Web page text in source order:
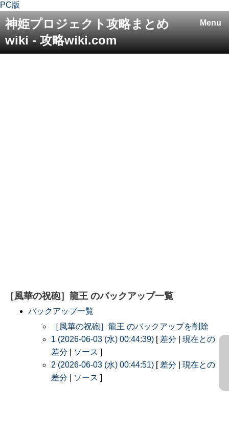
PC版
Menu
神姫プロジェクト攻略まとめ
wiki - 攻略wiki.com
［風華の祝砲］龍王 のバックアップ一覧
バックアップ一覧
［風華の祝砲］龍王 のバックアップを削除
1 (2026-06-03 (水) 00:44:39) [ 差分
現在との
差分
ソース ]
2 (2026-06-03 (水) 00:44:51) [ 差分
現在との
差分
ソース ]